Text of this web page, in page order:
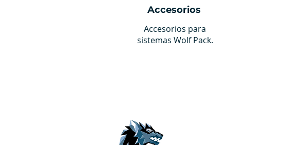
Accesorios
Accesorios para
sistemas Wolf Pack.